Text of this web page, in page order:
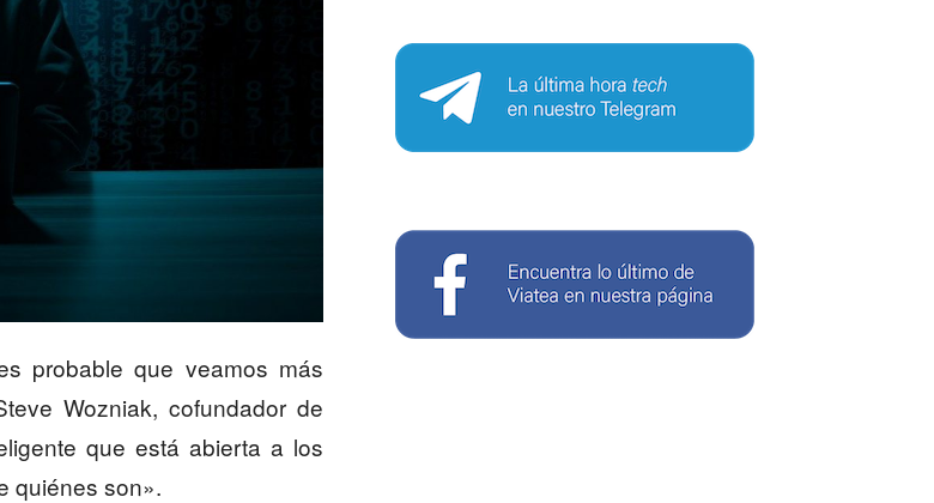
probable que veamos más
Wozniak, cofundador de
que está abierta a los
quiénes son».